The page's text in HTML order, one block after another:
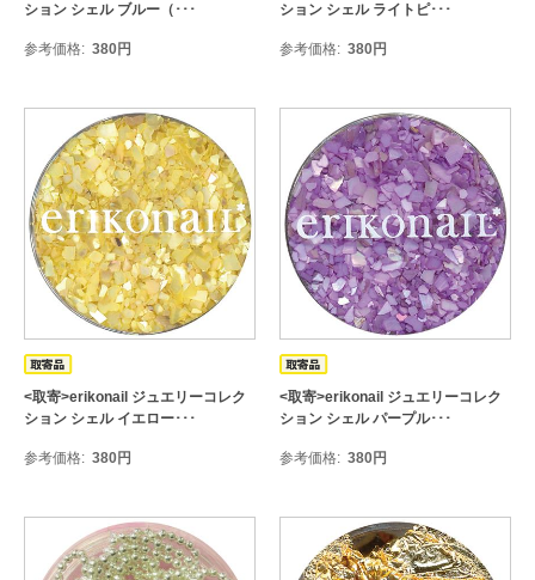
ション シェル ブルー（･･･
参考価格 380円
ション シェル ライトピ･･･
参考価格 380円
<取寄>erikonail ジュエリーコレク
ション シェル イエロー･･･
参考価格 380円
<取寄>erikonail ジュエリーコレク
ション シェル パープル･･･
参考価格 380円